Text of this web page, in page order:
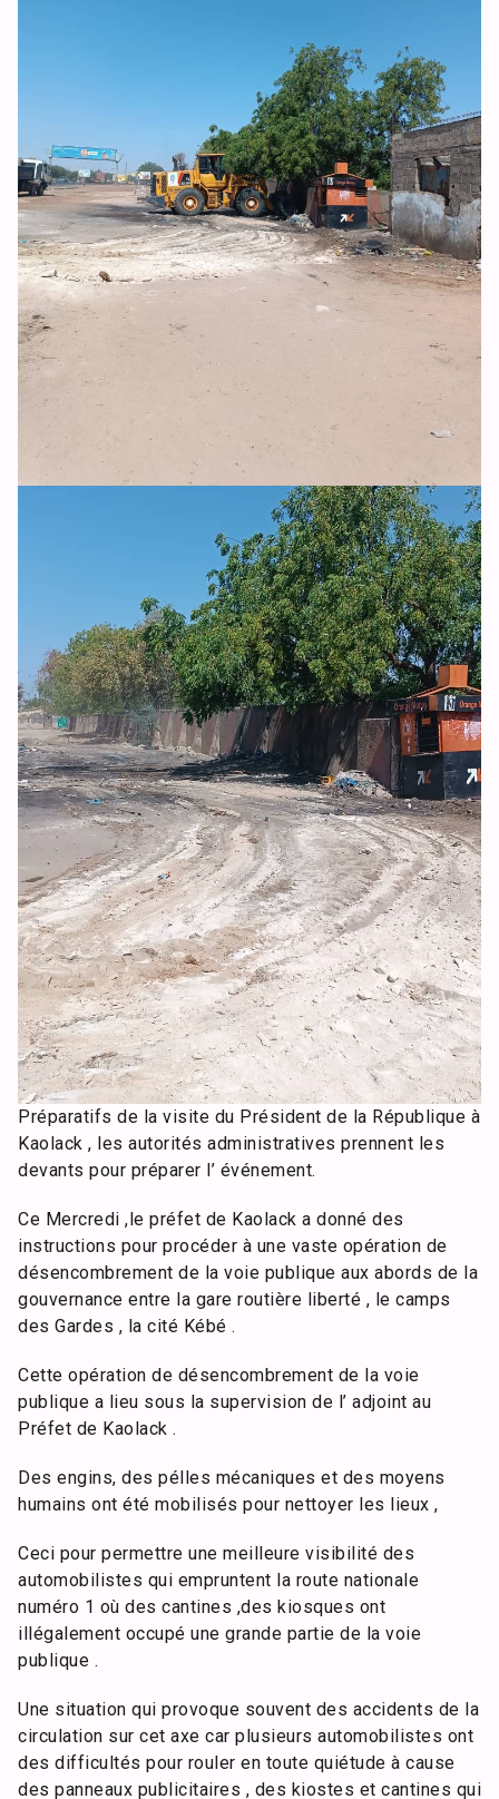
Préparatifs de la visite du Président de la République à
Kaolack , les autorités administratives prennent les
devants pour préparer l’ événement.
Ce Mercredi ,le préfet de Kaolack a donné des
instructions pour procéder à une vaste opération de
désencombrement de la voie publique aux abords de la
gouvernance entre la gare routière liberté , le camps
des Gardes , la cité Kébé .
Cette opération de désencombrement de la voie
publique a lieu sous la supervision de l’ adjoint au
Préfet de Kaolack .
Des engins, des pélles mécaniques et des moyens
humains ont été mobilisés pour nettoyer les lieux ,
Ceci pour permettre une meilleure visibilité des
automobilistes qui empruntent la route nationale
numéro 1 où des cantines ,des kiosques ont
illégalement occupé une grande partie de la voie
publique .
Une situation qui provoque souvent des accidents de la
circulation sur cet axe car plusieurs automobilistes ont
des difficultés pour rouler en toute quiétude à cause
des panneaux publicitaires , des kiostes et cantines qui